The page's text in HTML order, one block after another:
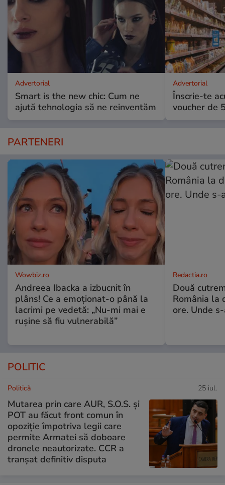
Advertorial
Smart is the new chic: Cum ne
ajută tehnologia să ne reinventăm
Advertorial
Înscrie-te
voucher de
PARTENERI
Wowbiz.ro
Andreea Ibacka a izbucnit în
plâns! Ce a emoționat-o până la
lacrimi pe vedetă: „Nu-mi mai e
rușine să fiu vulnerabilă”
Redactia.ro
Două
România la
ore. Unde
POLITIC
Politică 25 iul.
Mutarea prin care AUR, S.O.S. și
POT au făcut front comun în
opoziție împotriva legii care
permite Armatei să doboare
dronele neautorizate. CCR a
tranșat definitiv disputa